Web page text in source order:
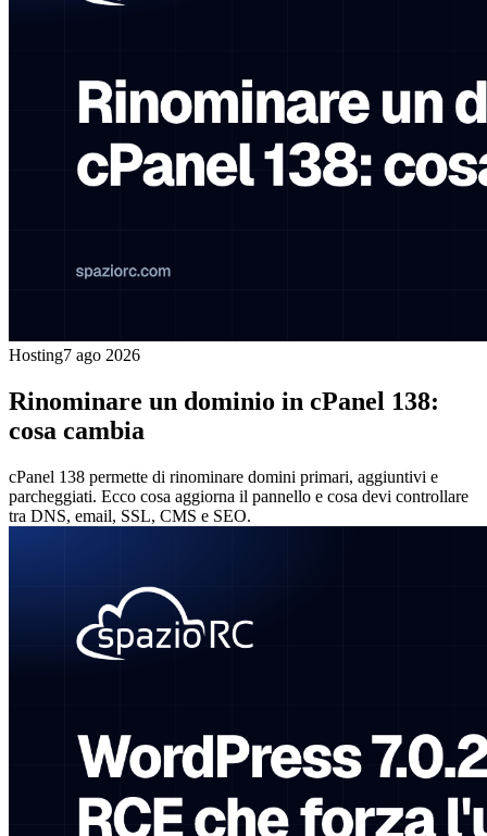
Hosting7 ago 2026
Rinominare un dominio in cPanel 138:
cosa cambia
cPanel 138 permette di rinominare domini primari, aggiuntivi e
parcheggiati. Ecco cosa aggiorna il pannello e cosa devi controllare
tra DNS, email, SSL, CMS e SEO.